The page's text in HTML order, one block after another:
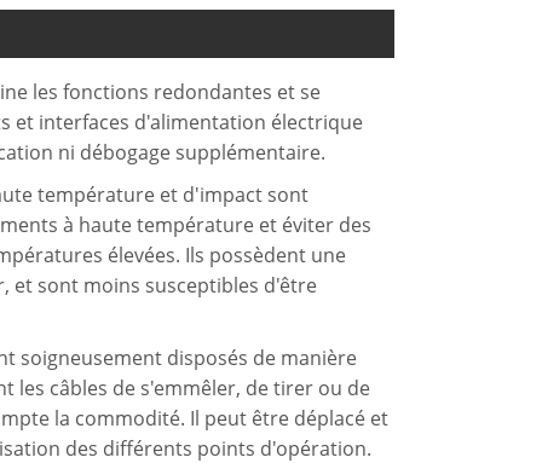
les fonctions redondantes et se
et interfaces d'alimentation électrique
ni débogage supplémentaire.
température et d'impact sont
à haute température et éviter des
élevées. Ils possèdent une
et sont moins susceptibles d'être
soigneusement disposés de manière
les câbles de s'emmêler, de tirer ou de
la commodité. Il peut être déplacé et
des différents points d'opération.